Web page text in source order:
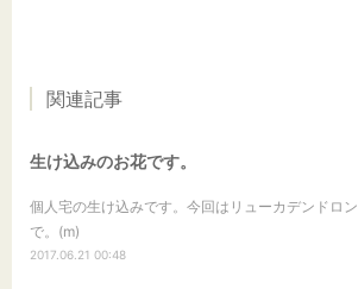
関連記事
生け込みのお花です。
個人宅の生け込みです。今回はリューカデンドロン
で。(m)
2017.06.21 00:48